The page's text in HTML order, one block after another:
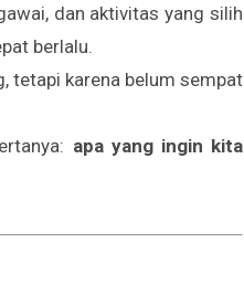
dan aktivitas yang silih
berlalu.
tetapi karena belum sempat
apa yang ingin kita